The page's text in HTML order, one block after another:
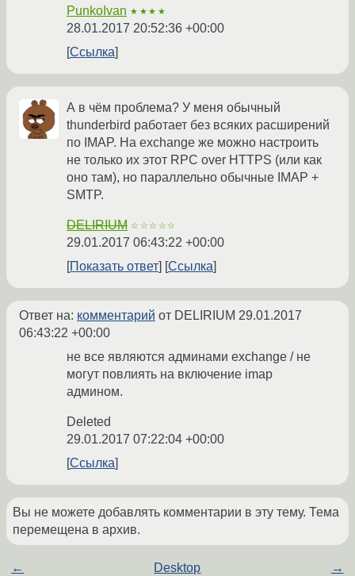
PunkoIvan ★★★★
28.01.2017 20:52:36 +00:00
Ссылка
А в чём проблема? У меня обычный
thunderbird работает без всяких расширений
по IMAP. На exchange же можно настроить
не только их этот RPC over HTTPS (или как
оно там), но параллельно обычные IMAP +
SMTP.
DELIRIUM ☆☆☆☆☆
29.01.2017 06:43:22 +00:00
Показать ответ
Ссылка
Ответ на: комментарий от DELIRIUM 29.01.2017
06:43:22 +00:00
не все являются админами exchange / не
могут повлиять на включение imap
админом.
Deleted
29.01.2017 07:22:04 +00:00
Ссылка
Вы не можете добавлять комментарии в эту тему. Тема
перемещена в архив.
← Desktop →